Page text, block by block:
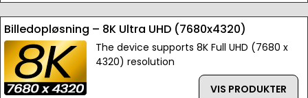
Billedopløsning – 8K Ultra UHD (7680x4320)
The device supports 8K Full UHD (7680 x
4320) resolution
VIS PRODUKTER